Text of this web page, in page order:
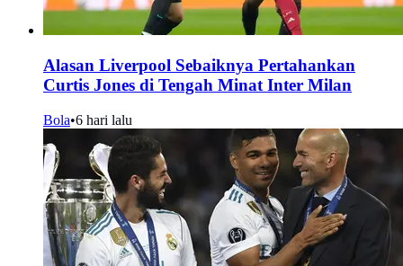
Alasan Liverpool Sebaiknya Pertahankan
Curtis Jones di Tengah Minat Inter Milan
Bola•6 hari lalu